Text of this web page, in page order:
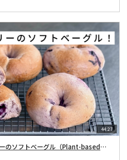
44:27
Lesson#254【ブルーベリーのソフトベーグル（Plant-based）】６月２０日（土）２１時〜配信